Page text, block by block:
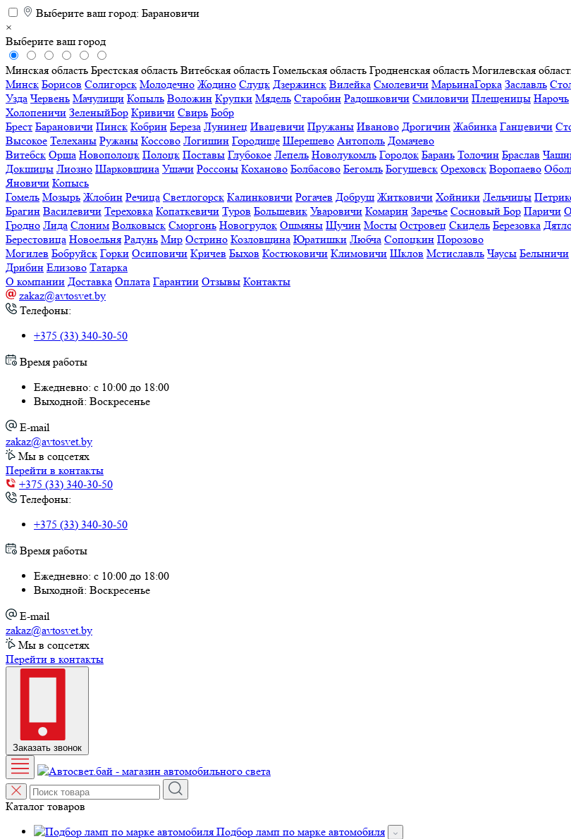
Выберите ваш город: Барановичи
×
Выберите ваш город
Минская область Брестская область Витебская область Гомельская область Гродненская область Могилевская
Минск Борисов Солигорск Молодечно Жодино Слуцк Дзержинск Вилейка Смолевичи МарьинаГорка Заславль
Узда Червень Мачулищи Копыль Воложин Крупки Мядель Старобин Радошковичи Смиловичи Плещеницы Нарочь
Холопеничи ЗеленыйБор Кривичи Свирь Бобр
Брест Барановичи Пинск Кобрин Береза Лунинец Ивацевичи Пружаны Иваново Дрогичин Жабинка Ганцевичи
Высокое Телеханы Ружаны Коссово Логишин Городище Шерешево Антополь Домачево
Витебск Орша Новополоцк Полоцк Поставы Глубокое Лепель Новолукомль Городок Барань Толочин Браслав
Докшицы Лиозно Шарковщина Ушачи Россоны Коханово Болбасово Бегомль Богушевск Ореховск Воропаево
Яновичи Копысь
Гомель Мозырь Жлобин Речица Светлогорск Калинковичи Рогачев Добруш Житковичи Хойники Лельчицы
Брагин Василевичи Тереховка Копаткевичи Туров Большевик Уваровичи Комарин Заречье Сосновый Бор Паричи
Гродно Лида Слоним Волковыск Сморгонь Новогрудок Ошмяны Щучин Мосты Островец Скидель Березовка
Берестовица Новоельня Радунь Мир Острино Козловщина Юратишки Любча Сопоцкин Порозово
Могилев Бобруйск Горки Осиповичи Кричев Быхов Костюковичи Климовичи Шклов Мстиславль Чаусы Белыничи
Дрибин Елизово Татарка
О компании Доставка Оплата Гарантии Отзывы Контакты
zakaz@avtosvet.by
Телефоны:
+375 (33) 340-30-50
Время работы
Ежедневно: с 10:00 до 18:00
Выходной: Воскресенье
E-mail
zakaz@avtosvet.by
Мы в соцсетях
Перейти в контакты
+375 (33) 340-30-50
Телефоны:
+375 (33) 340-30-50
Время работы
Ежедневно: с 10:00 до 18:00
Выходной: Воскресенье
E-mail
zakaz@avtosvet.by
Мы в соцсетях
Перейти в контакты
Заказать звонок
Каталог товаров
Подбор ламп по марке автомобиля